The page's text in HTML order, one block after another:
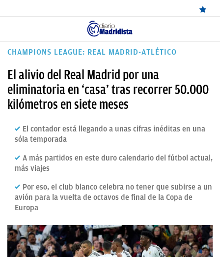
ÚLTIMAS
REAL
MADRID
CANTERA
FICHAJES
FEMENINO
OKDIARIO
CHAMPIONS LEAGUE: REAL MADRID-ATLÉTICO
El alivio del Real Madrid por una
eliminatoria en ‘casa’ tras recorrer 50.000
kilómetros en siete meses
El contador está llegando a unas cifras inéditas en una
sóla temporada
A más partidos en este duro calendario del fútbol actual,
más viajes
Por eso, el club blanco celebra no tener que subirse a un
avión para la vuelta de octavos de final de la Copa de
Europa